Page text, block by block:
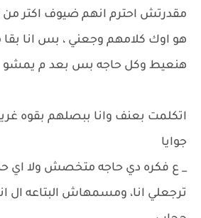
مقدرتش احترم انهم ضيوف اكتر من
هو اوك كلامهم وجعني ، بس انا
هنعيط وكل حاجه بس بعد م يمشو
اتكلمت بعنف وانا ببصلهم بقوه
جوايا
_ ع فكره دي حاجه متخصش ولا اي
ترجعلي انا، ومسمهاش البتاعه ال